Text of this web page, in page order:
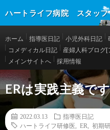
ハートライフ病院 スタッフ
ホーム 指導医日記 小児外科日記
コメディカル日記
産婦人科ブログ
メインサイトへ
採用情報
ERは実践主義です
2022.03.13
指導医日記
ハートライフ研修医
ER 初期